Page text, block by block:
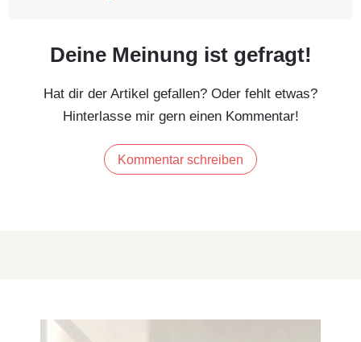
Deine Meinung ist gefragt!
Hat dir der Artikel gefallen? Oder fehlt etwas?
Hinterlasse mir gern einen Kommentar!
Kommentar schreiben